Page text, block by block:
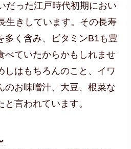
だった江戸時代初期におい
生きしています。その長寿
多く含み、ビタミンB1も豊
べていたからかもしれませ
しはもちろんのこと、イワ
のお味噌汁、大豆、根菜な
言われています。